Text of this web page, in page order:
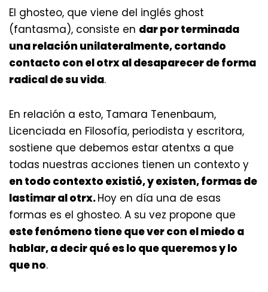
El ghosteo, que viene del inglés ghost
(fantasma), consiste en dar por terminada
una relación unilateralmente, cortando
contacto con el otrx al desaparecer de forma
radical de su vida.
En relación a esto, Tamara Tenenbaum,
Licenciada en Filosofía, periodista y escritora,
sostiene que debemos estar atentxs a que
todas nuestras acciones tienen un contexto y
en todo contexto existió, y existen, formas de
lastimar al otrx.Hoy en día una de esas
formas es el ghosteo. A su vez propone que
este fenómeno tiene que ver con el miedo a
hablar, a decir qué es lo que queremos y lo
que no.